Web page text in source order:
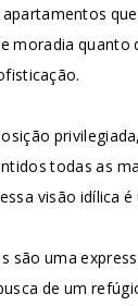
moradia
todas as
visão idílica é
são uma
de um